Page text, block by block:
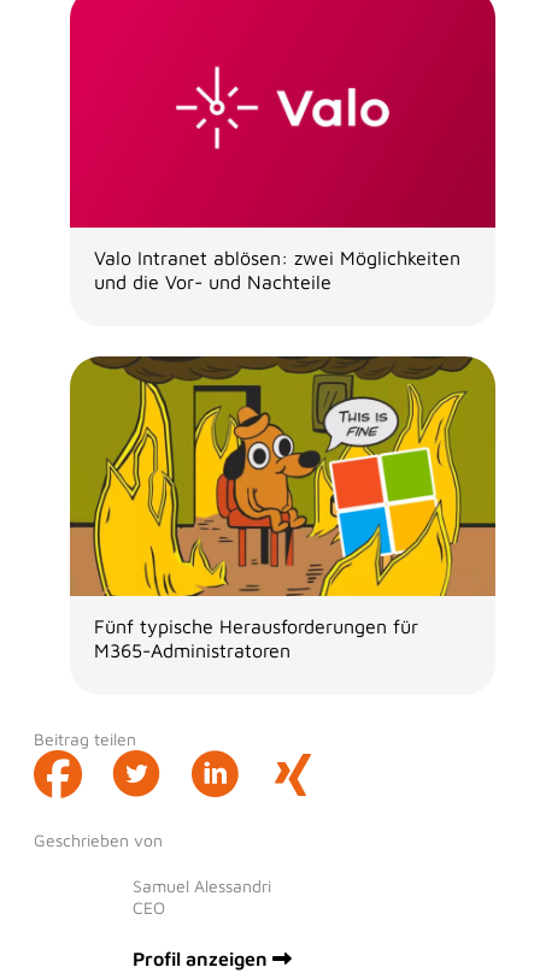
Valo Intranet ablösen: zwei Möglichkeiten
und die Vor- und Nachteile
Fünf typische Herausforderungen für
M365-Administratoren
Beitrag teilen
Geschrieben von
Samuel Alessandri
CEO
Profil anzeigen